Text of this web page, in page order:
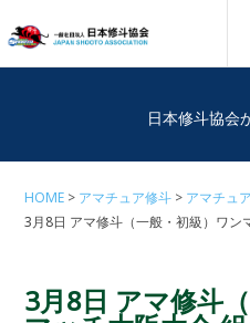
日本修斗協会
HOME アマチュア修斗 アマチュ
3月8日 アマ修斗（一般・初級）ワン
3月8日 アマ修斗